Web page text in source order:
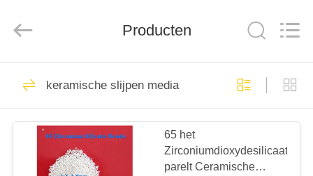
HUIS
PRODUCTEN
VIDEO'S
Import&Export
Co.,Ltd.
Reserved.
Het ceramische
Parel Vernietigen
187
Producten
keramische slijpen media
65 het
Zirconiumdioxydesilicaat
parelt Ceramische